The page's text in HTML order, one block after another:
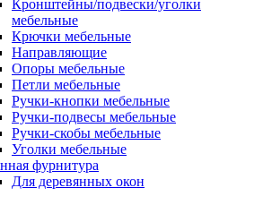
Кронштейны/подвески/уголки
мебельные
Крючки мебельные
Направляющие
Опоры мебельные
Петли мебельные
Ручки-кнопки мебельные
Ручки-подвесы мебельные
Ручки-скобы мебельные
Уголки мебельные
фурнитура
Для деревянных окон